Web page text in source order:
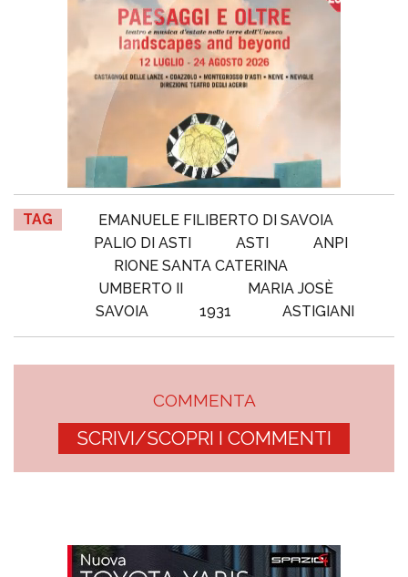
TAG
EMANUELE FILIBERTO DI SAVOIA
PALIO DI ASTI
ASTI
ANPI
RIONE SANTA CATERINA
UMBERTO II
MARIA JOSÈ
SAVOIA
1931 ASTIGIANI
COMMENTA
SCRIVI/SCOPRI I COMMENTI